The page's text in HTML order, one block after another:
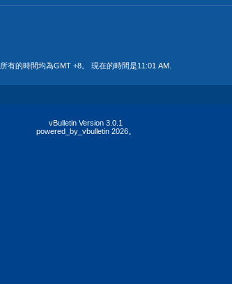
所有的時間均為GMT +8。 現在的時間是11:01 AM
vBulletin Version 3.0.1
powered_by_vbulletin 2026。